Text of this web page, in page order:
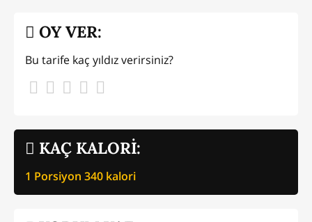
KAÇ KALORİ:
1 Porsiyon 340 kalori
OY VER:
Bu tarife kaç yıldız verirsiniz?